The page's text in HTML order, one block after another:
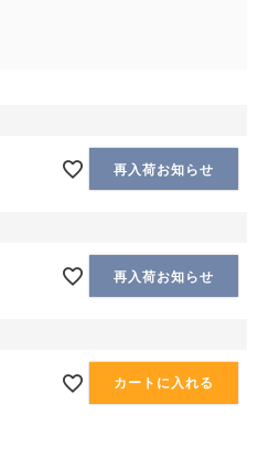
再入荷お知らせ
再入荷お知らせ
カートに入れる